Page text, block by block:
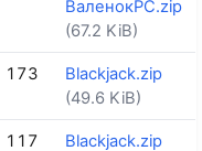
ВаленокPC.zip
(67.2 KiB)
173
Blackjack.zip
(49.6 KiB)
117 Blackjack.zip